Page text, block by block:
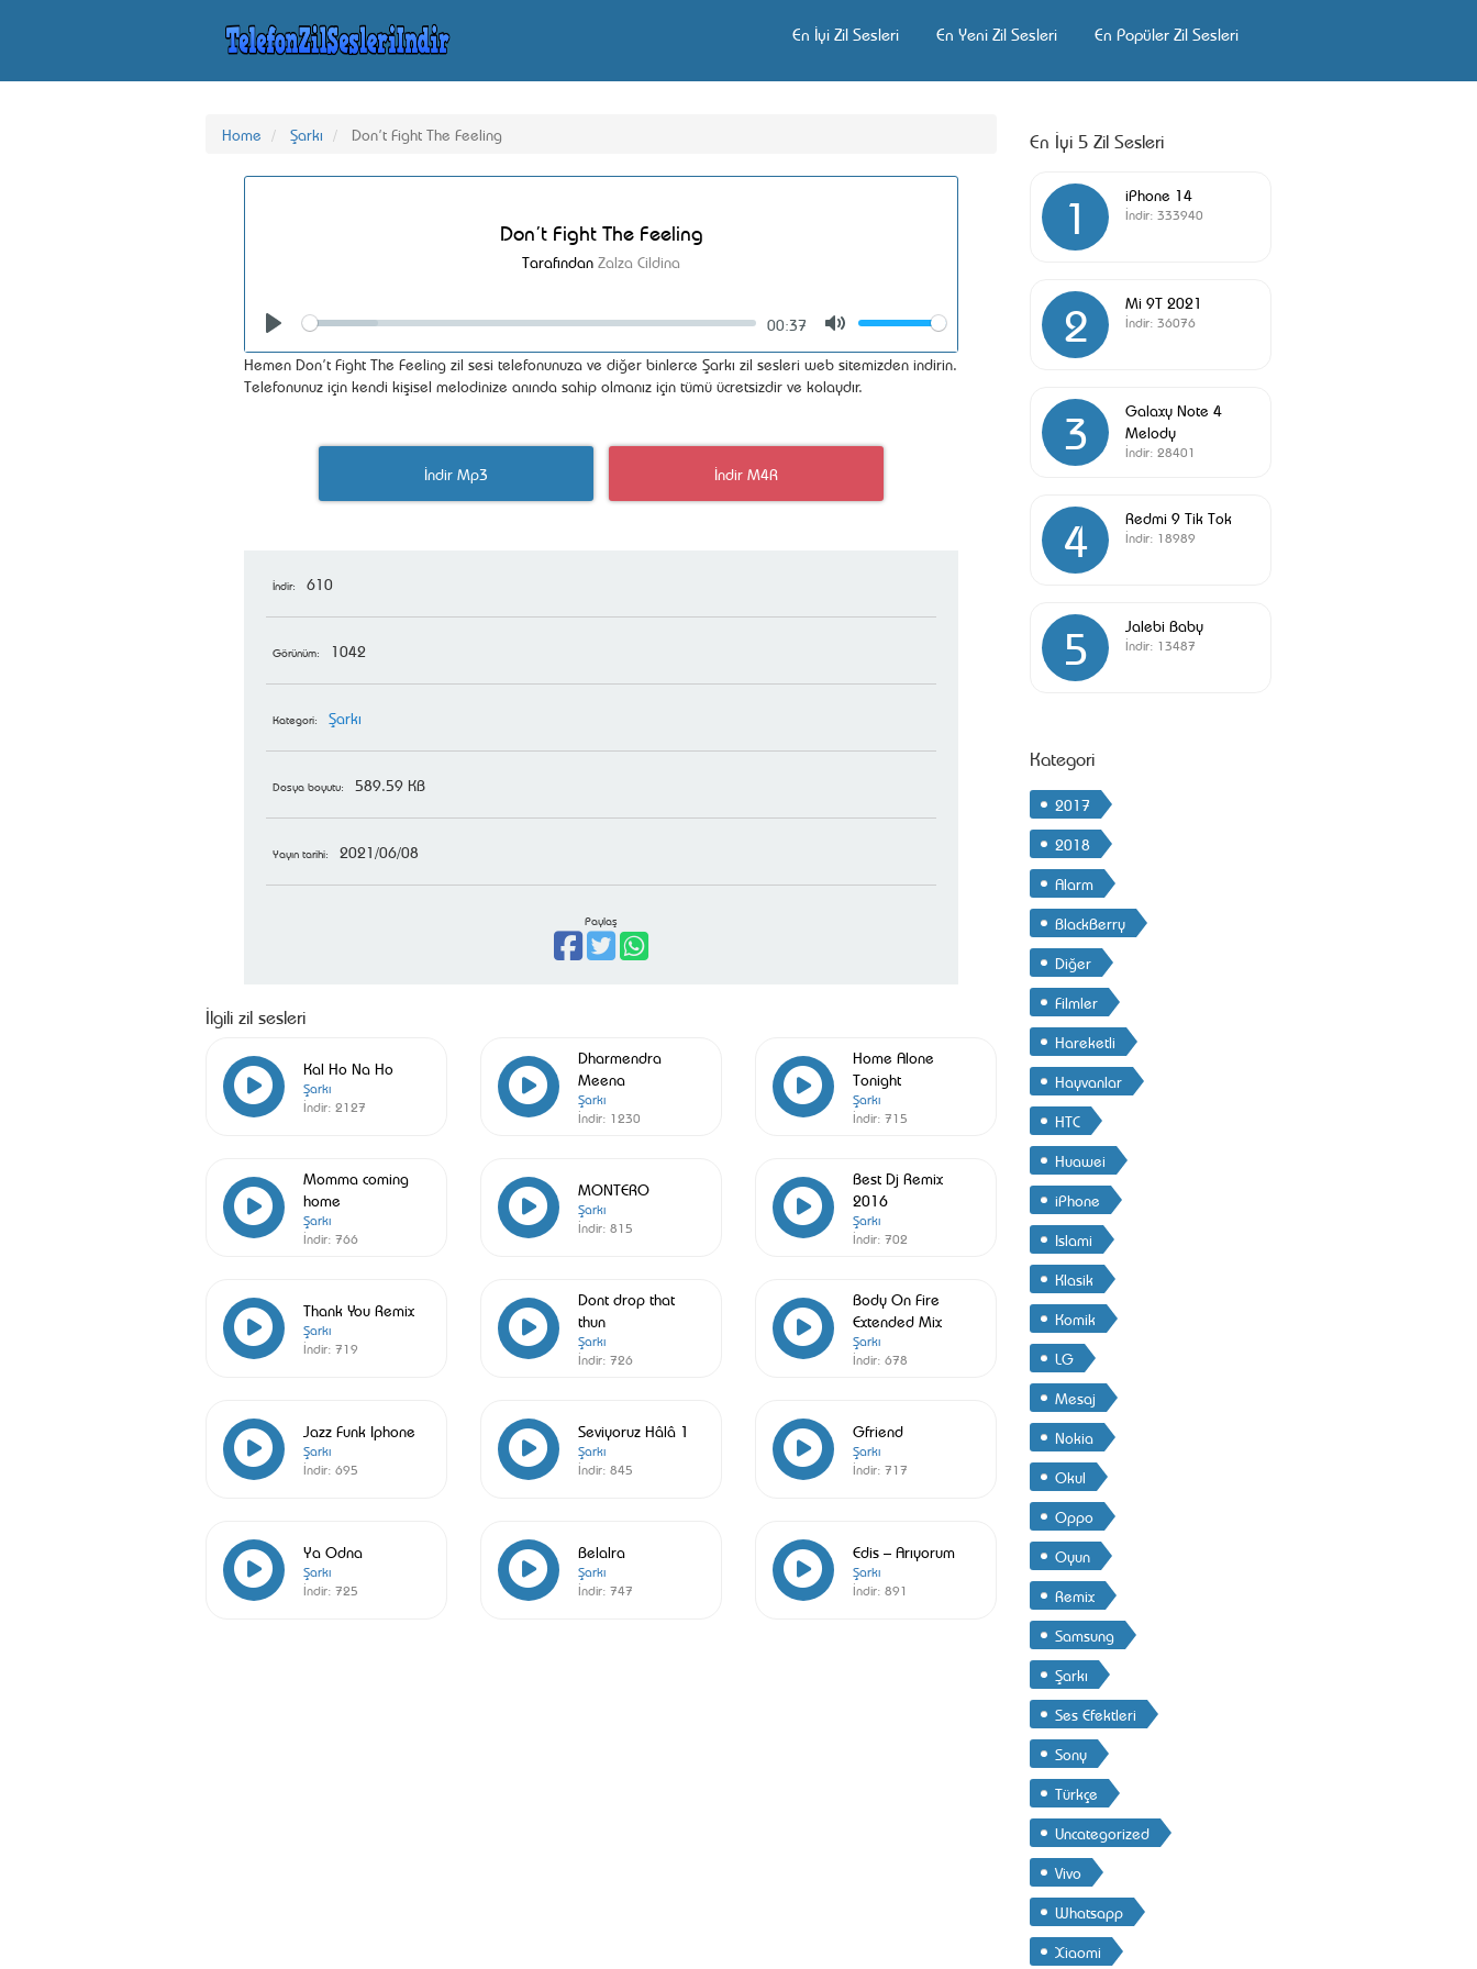
En İyi Zil Sesleri En Yeni Zil Sesleri En Popüler Zil Sesleri
Home Şarkı Don’t Fight The Feeling
Don’t Fight The Feeling
Tarafından Zalza Cildina
Seek
00:37
Volume
Hemen Don’t Fight The Feeling zil sesi telefonunuza ve diğer binlerce Şarkı zil sesleri web sitemizden indirin.
Telefonunuz için kendi kişisel melodinize anında sahip olmanız için tümü ücretsizdir ve kolaydır.
İndir Mp3 İndir M4R
İndir: 610
Görünüm: 1042
Kategori: Şarkı
Dosya boyutu: 589.59 KB
Yayın tarihi: 2021/06/08
Paylaş
İlgili zil sesleri
Kal Ho Na Ho
Şarkı
İndir: 2127
Dharmendra
Meena
Şarkı
İndir: 1230
Home Alone
Tonight
Şarkı
İndir: 715
Momma coming
home
Şarkı
İndir: 766
MONTERO
Şarkı
İndir: 815
Best Dj Remix
2016
Şarkı
İndir: 702
Thank You Remix
Şarkı
İndir: 719
Dont drop that
thun
Şarkı
İndir: 726
Body On Fire
Extended Mix
Şarkı
İndir: 678
Jazz Funk Iphone
Şarkı
İndir: 695
Seviyoruz Hâlâ 1
Şarkı
İndir: 845
Gfriend
Şarkı
İndir: 717
Ya Odna
Şarkı
İndir: 725
Belalra
Şarkı
İndir: 747
Edis – Arıyorum
Şarkı
İndir: 891
En İyi 5 Zil Sesleri
1 iPhone 14
İndir: 333940
2 Mi 9T 2021
İndir: 36076
3
Galaxy Note 4
Melody
İndir: 28401
4 Redmi 9 Tik Tok
İndir: 18989
5 Jalebi Baby
İndir: 13487
Kategori
2017
2018
Alarm
BlackBerry
Diğer
Filmler
Hareketli
Hayvanlar
HTC
Huawei
iPhone
Islami
Klasik
Komik
LG
Mesaj
Nokia
Okul
Oppo
Oyun
Remix
Samsung
Şarkı
Ses Efektleri
Sony
Türkçe
Uncategorized
Vivo
Whatsapp
Xiaomi